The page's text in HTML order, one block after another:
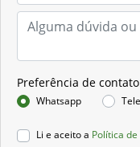
Preferência de
Whatsapp
Li e aceito a Política